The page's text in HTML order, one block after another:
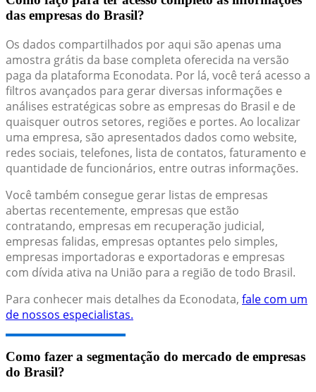
das empresas do Brasil?
Os dados compartilhados por aqui são apenas uma
amostra grátis da base completa oferecida na versão
paga da plataforma Econodata. Por lá, você terá acesso a
filtros avançados para gerar diversas informações e
análises estratégicas sobre as empresas do Brasil e de
quaisquer outros setores, regiões e portes. Ao localizar
uma empresa, são apresentados dados como website,
redes sociais, telefones, lista de contatos, faturamento e
quantidade de funcionários, entre outras informações.
Você também consegue gerar listas de empresas
abertas recentemente, empresas que estão
contratando, empresas em recuperação judicial,
empresas falidas, empresas optantes pelo simples,
empresas importadoras e exportadoras e empresas
com dívida ativa na União para a região de todo Brasil.
Para conhecer mais detalhes da Econodata, fale com um
de nossos especialistas.
Como fazer a segmentação do mercado de empresas
do Brasil?